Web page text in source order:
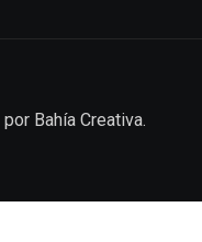
por Bahía Creativa.